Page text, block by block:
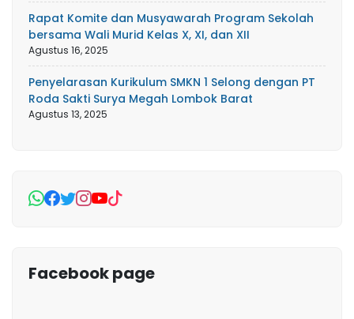
Rapat Komite dan Musyawarah Program Sekolah
bersama Wali Murid Kelas X, XI, dan XII
Agustus 16, 2025
Penyelarasan Kurikulum SMKN 1 Selong dengan PT
Roda Sakti Surya Megah Lombok Barat
Agustus 13, 2025
Facebook page